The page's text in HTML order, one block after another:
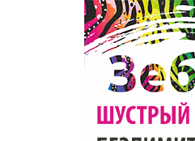
Популярное →